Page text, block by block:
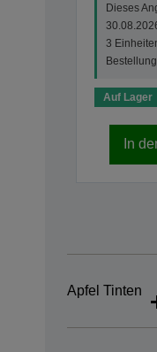
Dieses
3
Auf Lager
In
Apfel Tinten